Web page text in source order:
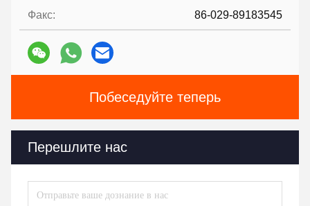
Факс: 86-029-89183545
Побеседуйте теперь
Перешлите нас